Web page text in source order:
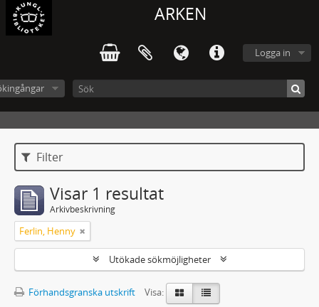
ARKEN
Logga in
Filter
Visar 1 resultat
Arkivbeskrivning
Ferlin, Henny
Utökade sökmöjligheter
Förhandsgranska utskrift
Visa: